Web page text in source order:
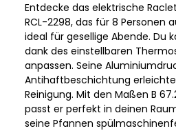
Entdecke das elektrische
RCL-2298, das für 8 Personen
ideal für gesellige Abende. Du
dank des einstellbaren
anpassen. Seine
Antihaftbeschichtung
Reinigung. Mit den Maßen B
passt er perfekt in deinen
seine Pfannen